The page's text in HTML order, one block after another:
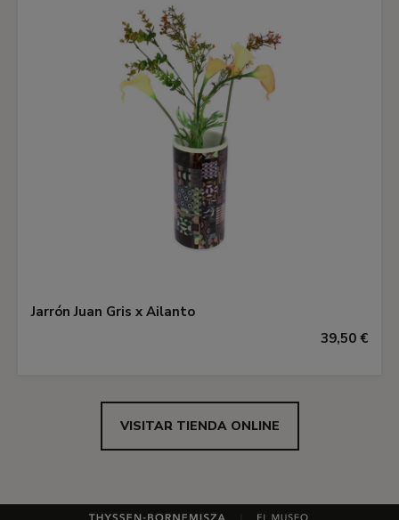
Jarrón Juan Gris x Ailanto
39,50 €
VISITAR TIENDA ONLINE